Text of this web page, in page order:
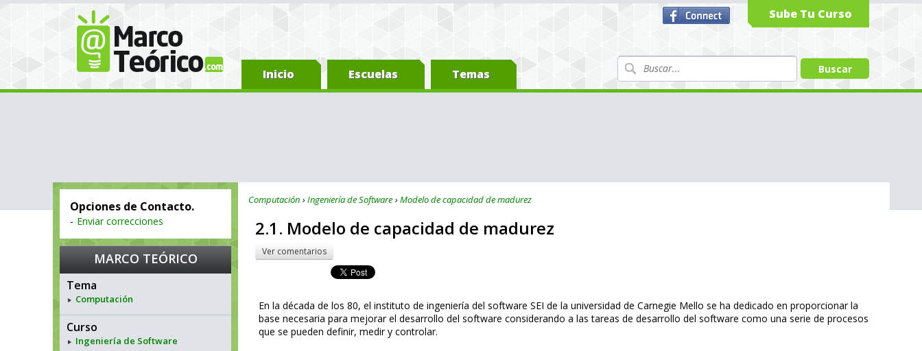
Inicio Escuelas Temas
Sube Tu Curso
Opciones de Contacto.
- Enviar correcciones
MARCO TEÓRICO
Tema
Computación
Curso
Ingeniería de Software
Computación Ingeniería de Software Modelo de capacidad de madurez
2.1. Modelo de capacidad de madurez
Ver comentarios
En la década de los 80, el instituto de ingeniería del software SEI de la universidad de Carnegie Mello se ha dedicado en proporcionar la
base necesaria para mejorar el desarrollo del software considerando a las tareas de desarrollo del software como una serie de procesos
que se pueden definir, medir y controlar.